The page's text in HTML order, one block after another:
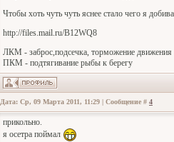
Чтобы хоть чуть чуть яснее стало чего я
http://files.mail.ru/B12WQ8
ЛКМ - заброс,подсечка, торможение
ПКМ - подтягивание рыбы к берегу
Дата: Ср, 09 Марта 2011, 11:29 | Сообщение # 4
прикольно.
я осетра поймал